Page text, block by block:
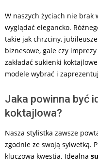
W naszych życiach nie brak
wyglądać elegancko.
takie jak chrzciny,
biznesowe, gale czy
zakładać sukienki
modele wybrać i
Jaka powinna być
koktajlowa?
Nasza stylistka zawsze
zgodnie ze swoją sylwetką.
kluczowa kwestia. Idealna